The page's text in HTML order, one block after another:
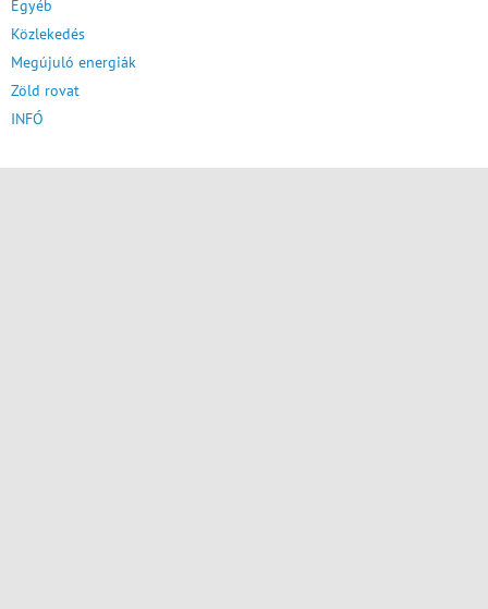
Egyéb
Közlekedés
Megújuló energiák
Zöld rovat
INFÓ